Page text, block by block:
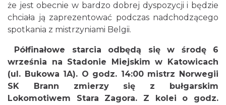
że jest obecnie w bardzo dobrej dyspozycji i będzie
chciała ją zaprezentować podczas nadchodzącego
spotkania z mistrzyniami Belgii.
Półfinałowe starcia odbędą się w środę 6
września na Stadonie Miejskim w Katowicach
(ul. Bukowa 1A). O godz. 14:00 mistrz Norwegii
SK Brann zmierzy się z bułgarskim
Lokomotiwem Stara Zagora. Z kolei o godz.